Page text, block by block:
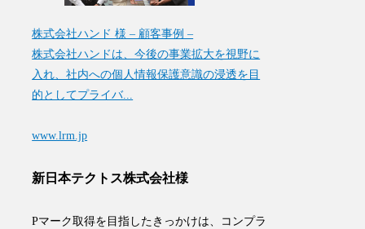
株式会社ハンド 様 – 顧客事例 –
株式会社ハンドは、今後の事業拡大を視野に
入れ、社内への個人情報保護意識の浸透を目
的としてプライバ...
www.lrm.jp
新日本テクトス株式会社様
Pマーク取得を目指したきっかけは、コンプラ